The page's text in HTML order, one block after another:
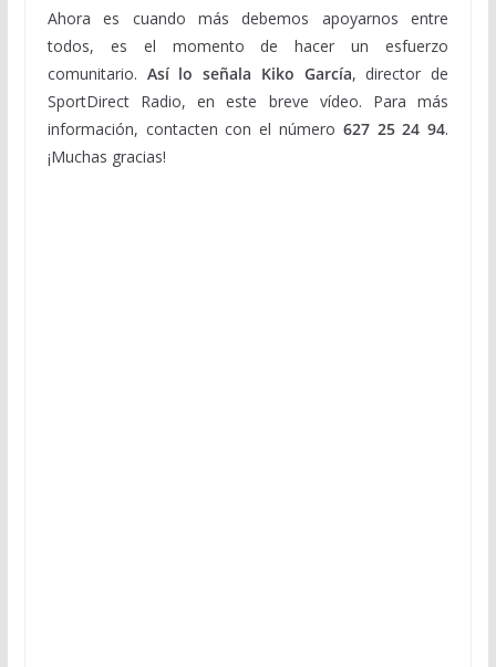
Ahora es cuando más debemos apoyarnos entre
todos, es el momento de hacer un esfuerzo
comunitario. Así lo señala Kiko García, director de
SportDirect Radio, en este breve vídeo. Para más
información, contacten con el número 627 25 24 94.
¡Muchas gracias!